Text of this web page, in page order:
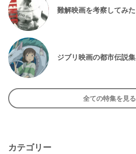
難解映画を考察してみた
ジブリ映画の都市伝説集
全ての特集を見る
カテゴリー